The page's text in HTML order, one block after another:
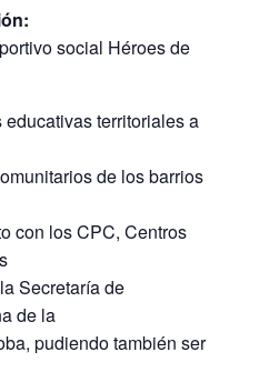
social Héroes de
educativas territoriales a
de los barrios
con los CPC, Centros
Secretaría de
de la
pudiendo también ser